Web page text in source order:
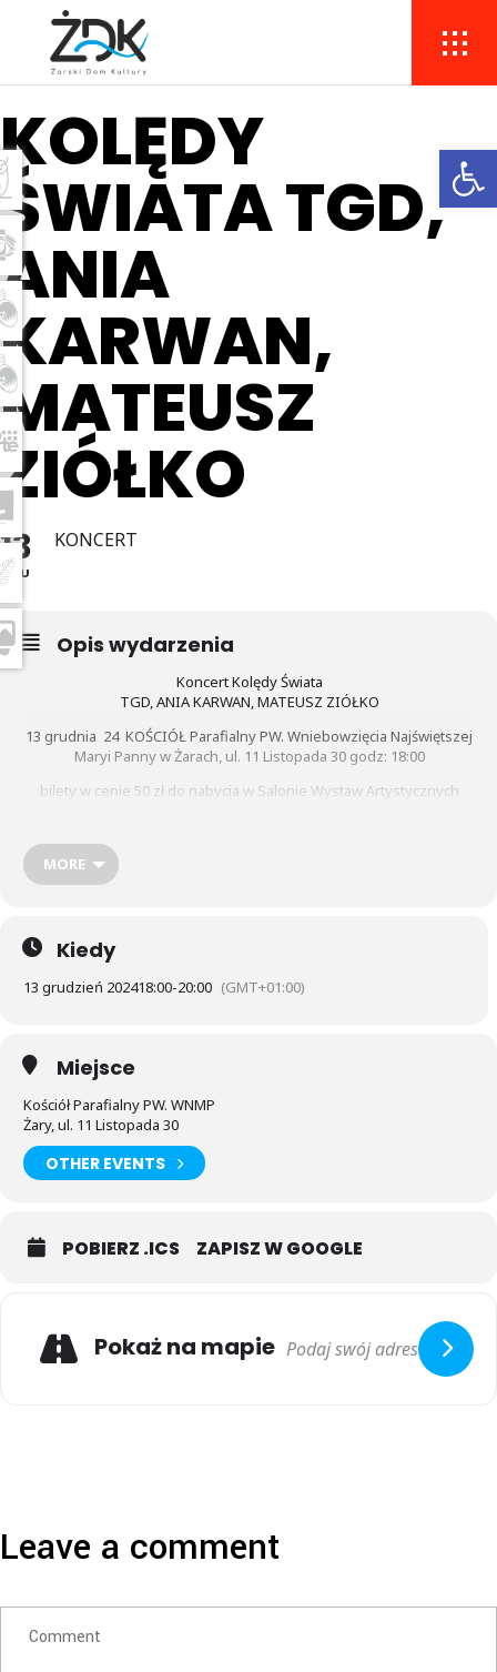
KOLĘDY
ŚWIATA TGD,
ANIA
KARWAN,
MATEUSZ
ZIÓŁKO
13
GRU
KONCERT
Opis wydarzenia
Koncert Kolędy Świata
TGD, ANIA KARWAN, MATEUSZ ZIÓŁKO
13 grudnia 24 KOŚCIÓŁ Parafialny PW. Wniebowzięcia Najświętszej
Maryi Panny w Żarach, ul. 11 Listopada 30 godz: 18:00
bilety w cenie 50 zł do nabycia w Salonie Wystaw Artystycznych
MORE
Kiedy
13 grudzień 202418:00-20:00 (GMT+01:00)
Miejsce
Kościół Parafialny PW. WNMP
Żary, ul. 11 Listopada 30
OTHER EVENTS
POBIERZ .ICS ZAPISZ W GOOGLE
Pokaż na mapie
Leave a comment